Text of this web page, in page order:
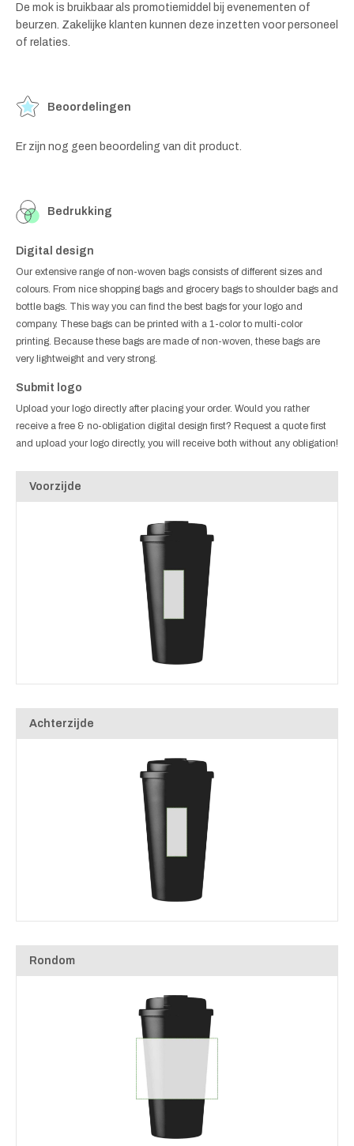
De mok is bruikbaar als promotiemiddel bij evenementen of
beurzen. Zakelijke klanten kunnen deze inzetten voor personeel
of relaties.
Beoordelingen
Er zijn nog geen beoordeling van dit product.
Bedrukking
Digital design
Our extensive range of non-woven bags consists of different sizes and
colours. From nice shopping bags and grocery bags to shoulder bags and
bottle bags. This way you can find the best bags for your logo and
company. These bags can be printed with a 1-color to multi-color
printing. Because these bags are made of non-woven, these bags are
very lightweight and very strong.
Submit logo
Upload your logo directly after placing your order. Would you rather
receive a free & no-obligation digital design first? Request a quote first
and upload your logo directly, you will receive both without any obligation!
Voorzijde
Achterzijde
Rondom